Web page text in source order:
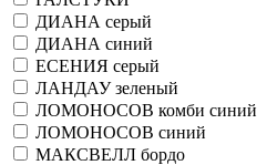
ДИАНА серый
ДИАНА синий
ЕСЕНИЯ серый
ЛАНДАУ зеленый
ЛОМОНОСОВ комби синий
ЛОМОНОСОВ синий
МАКСВЕЛЛ бордо